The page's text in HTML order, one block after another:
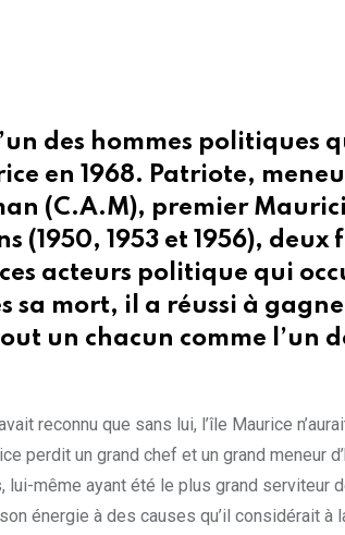
des hommes politiques
en 1968. Patriote,
(C.A.M), premier
(1950, 1953 et 1956), deux
acteurs politique qui
sa mort, il a réussi à
un chacun comme l’un
reconnu que sans lui, l’île Maurice
perdit un grand chef et un grand meneur
même ayant été le plus grand serviteur
énergie à des causes qu’il considérait à